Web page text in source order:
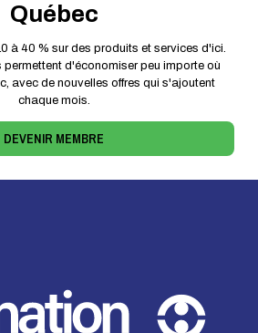
Québec
à 40 % sur des produits et services d'ici.
permettent d'économiser peu importe où
avec de nouvelles offres qui s'ajoutent
chaque mois.
DEVENIR MEMBRE